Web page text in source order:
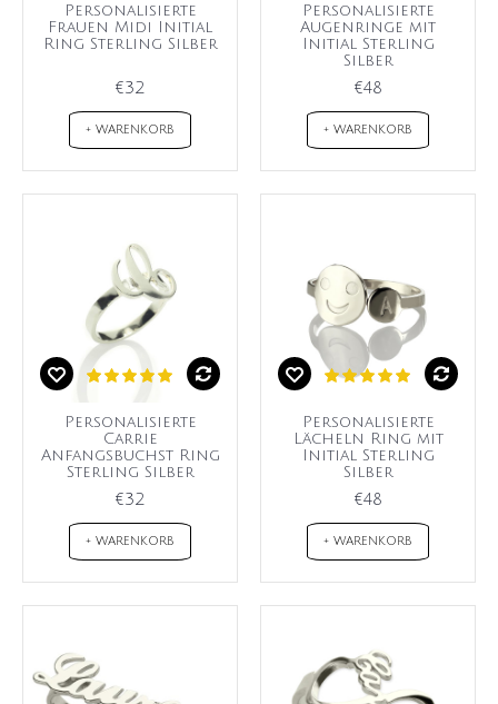
Personalisierte
Frauen Midi Initial
Ring Sterling Silber
€32
+ WARENKORB
Personalisierte
Augenringe mit
Initial Sterling
Silber
€48
+ WARENKORB
Personalisierte
Carrie
Anfangsbuchst Ring
Sterling Silber
€32
+ WARENKORB
Personalisierte
Lächeln Ring mit
Initial Sterling
Silber
€48
+ WARENKORB